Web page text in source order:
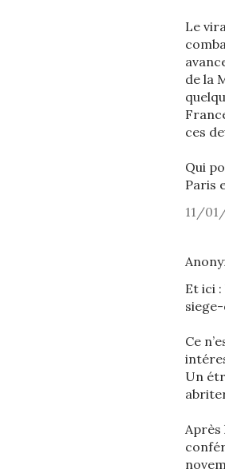
Le
de la
ces
Qui
Paris
11/
Et ici
Ce
Un
Après